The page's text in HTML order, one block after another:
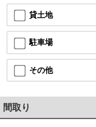
貸土地
駐車場
その他
間取り